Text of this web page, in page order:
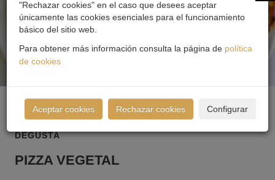
DEGUSTA
PIZZA VEGETAL
"Rechazar cookies" en el caso que desees aceptar
únicamente las cookies esenciales para el funcionamiento
básico del sitio web.
Para obtener más información consulta la página de política
de cookies
Aceptar cookies Rechazar cookies Configurar